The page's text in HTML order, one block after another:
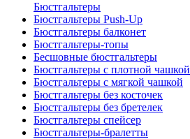
Бюстгальтеры
Бюстгальтеры Push-Up
Бюстгальтеры балконет
Бюстгальтеры-топы
Бесшовные бюстгальтеры
Бюстгальтеры с плотной чашкой
Бюстгальтеры с мягкой чашкой
Бюстгальтеры без косточек
Бюстгальтеры без бретелек
Бюстгальтеры спейсер
Бюстгальтеры-бралетты